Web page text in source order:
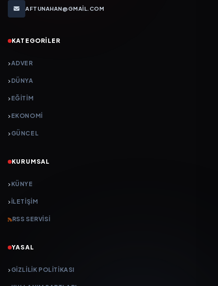
AFTUNAHAN@GMAIL.COM
KATEGORILER
ADVER
DÜNYA
EĞİTİM
EKONOMİ
GÜNCEL
KURUMSAL
KÜNYE
İLETIŞIM
RSS SERVISI
YASAL
GIZLILIK POLITIKASI